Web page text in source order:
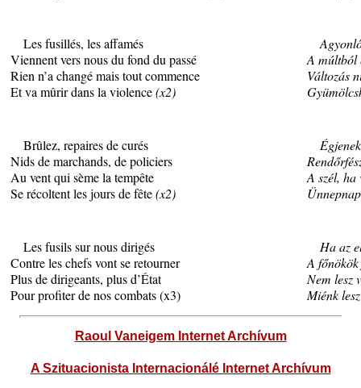
Les fusillés, les affamés
Viennent vers nous du fond du passé
Rien n’a changé mais tout commence
Et va mûrir dans la violence(x2)
A múltból
Változás
Brûlez, repaires de curés
Nids de marchands, de policiers
Au vent qui sème la tempête
Se récoltent les jours de fête(x2)
A szél,
Les fusils sur nous dirigés
Contre les chefs vont se retourner
Plus de dirigeants, plus d’État
Pour profiter de nos combats (x3)
Ha az
A
Nem lesz
Miénk
Raoul Vaneigem Internet Archívum
A Szituacionista Internacionálé Internet Archívum